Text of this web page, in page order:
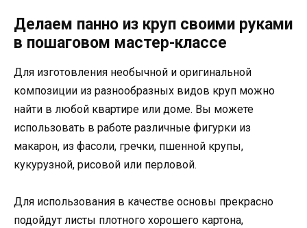
Делаем панно из круп своими руками
в пошаговом мастер-классе
Для изготовления необычной и оригинальной
композиции из разнообразных видов круп можно
найти в любой квартире или доме. Вы можете
использовать в работе различные фигурки из
макарон, из фасоли, гречки, пшенной крупы,
кукурузной, рисовой или перловой.
Для использования в качестве основы прекрасно
подойдут листы плотного хорошего картона,